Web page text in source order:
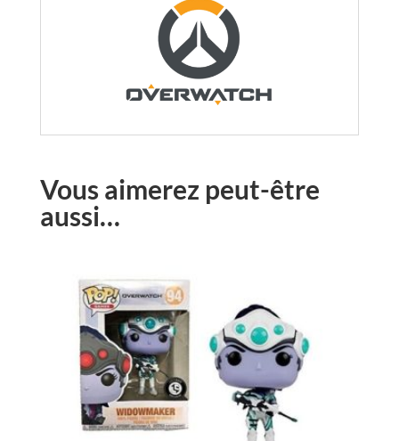
Vous aimerez peut-être
aussi…